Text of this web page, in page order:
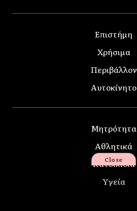
Επιστήμη
Χρήσιμα
Περιβάλλον
Αυτοκίνητο
Μητρότητα
Αθλητικά
Κατοικίδια
Υγεία
Close